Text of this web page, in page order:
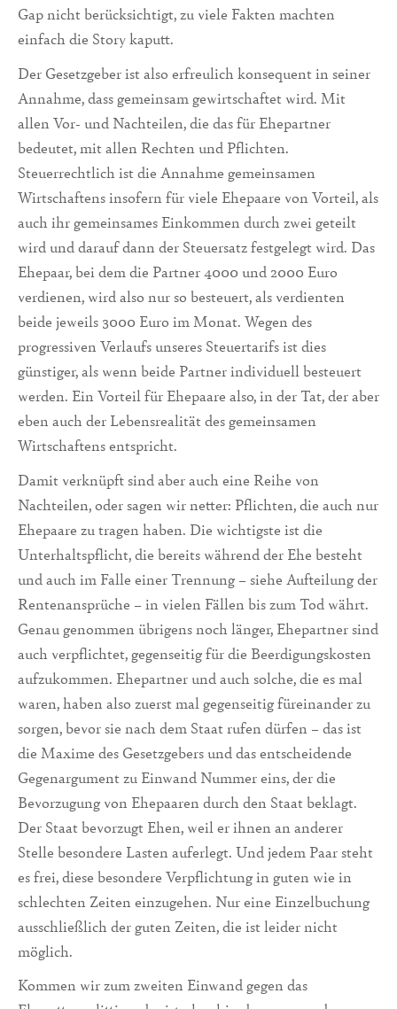
Gap nicht berücksichtigt, zu viele Fakten machten
einfach die Story kaputt.
Der Gesetzgeber ist also erfreulich konsequent in seiner
Annahme, dass gemeinsam gewirtschaftet wird. Mit
allen Vor- und Nachteilen, die das für Ehepartner
bedeutet, mit allen Rechten und Pflichten.
Steuerrechtlich ist die Annahme gemeinsamen
Wirtschaftens insofern für viele Ehepaare von Vorteil, als
auch ihr gemeinsames Einkommen durch zwei geteilt
wird und darauf dann der Steuersatz festgelegt wird. Das
Ehepaar, bei dem die Partner 4000 und 2000 Euro
verdienen, wird also nur so besteuert, als verdienten
beide jeweils 3000 Euro im Monat. Wegen des
progressiven Verlaufs unseres Steuertarifs ist dies
günstiger, als wenn beide Partner individuell besteuert
werden. Ein Vorteil für Ehepaare also, in der Tat, der aber
eben auch der Lebensrealität des gemeinsamen
Wirtschaftens entspricht.
Damit verknüpft sind aber auch eine Reihe von
Nachteilen, oder sagen wir netter: Pflichten, die auch nur
Ehepaare zu tragen haben. Die wichtigste ist die
Unterhaltspflicht, die bereits während der Ehe besteht
und auch im Falle einer Trennung – siehe Aufteilung der
Rentenansprüche – in vielen Fällen bis zum Tod währt.
Genau genommen übrigens noch länger, Ehepartner sind
auch verpflichtet, gegenseitig für die Beerdigungskosten
aufzukommen. Ehepartner und auch solche, die es mal
waren, haben also zuerst mal gegenseitig füreinander zu
sorgen, bevor sie nach dem Staat rufen dürfen – das ist
die Maxime des Gesetzgebers und das entscheidende
Gegenargument zu Einwand Nummer eins, der die
Bevorzugung von Ehepaaren durch den Staat beklagt.
Der Staat bevorzugt Ehen, weil er ihnen an anderer
Stelle besondere Lasten auferlegt. Und jedem Paar steht
es frei, diese besondere Verpflichtung in guten wie in
schlechten Zeiten einzugehen. Nur eine Einzelbuchung
ausschließlich der guten Zeiten, die ist leider nicht
möglich.
Kommen wir zum zweiten Einwand gegen das